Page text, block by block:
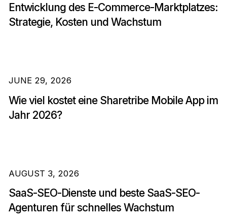
Entwicklung des E-Commerce-Marktplatzes:
Strategie, Kosten und Wachstum
JUNE 29, 2026
Wie viel kostet eine Sharetribe Mobile App im
Jahr 2026?
AUGUST 3, 2026
SaaS-SEO-Dienste und beste SaaS-SEO-
Agenturen für schnelles Wachstum